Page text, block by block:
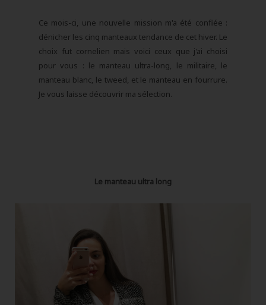
Ce mois-ci, une nouvelle mission m'a été confiée :
dénicher les cinq manteaux tendance de cet hiver. Le
choix fut cornelien mais voici ceux que j'ai choisi
pour vous : le manteau ultra-long, le militaire, le
manteau blanc, le tweed, et le manteau en fourrure.
Je vous laisse découvrir ma sélection.
Le manteau ultra long